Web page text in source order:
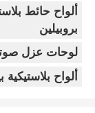
ألواح حائط
بروبيلين
لوحات عزل
ألواح